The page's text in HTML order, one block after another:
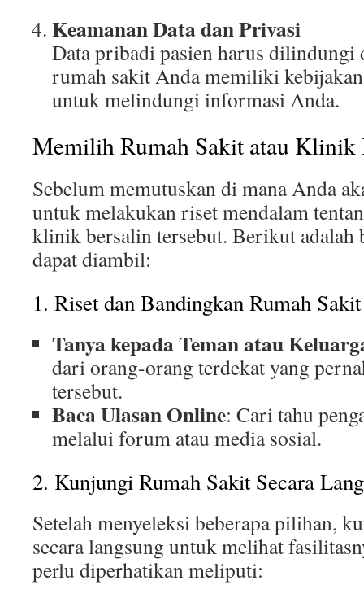
Keamanan Data dan Privasi
Data pribadi pasien harus dilindungi
rumah sakit Anda memiliki
untuk melindungi informasi Anda.
Memilih Rumah Sakit atau Klinik
Sebelum memutuskan di mana Anda
untuk melakukan riset mendalam
klinik bersalin tersebut. Berikut adalah
dapat diambil:
1. Riset dan Bandingkan Rumah Sakit
Tanya kepada Teman atau
dari orang-orang terdekat yang
tersebut.
Baca Ulasan Online: Cari tahu
melalui forum atau media sosial.
2. Kunjungi Rumah Sakit Secara
Setelah menyeleksi beberapa pilihan,
secara langsung untuk melihat
perlu diperhatikan meliputi: